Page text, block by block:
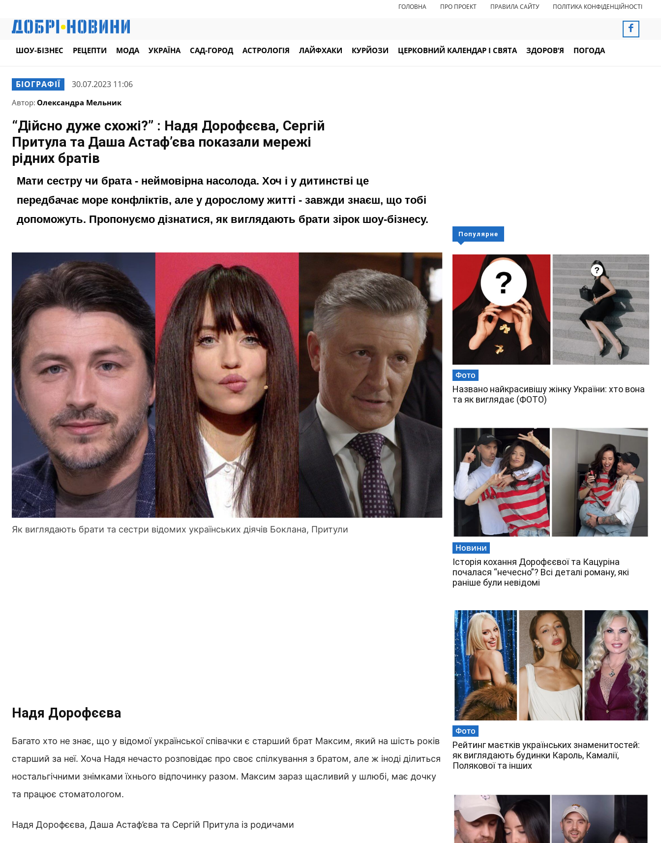
ГОЛОВНА ПРО ПРОЕКТ ПРАВИЛА САЙТУ ПОЛІТИКА КОНФІДЕНЦІЙНОСТІ
ШОУ-БІЗНЕС РЕЦЕПТИ МОДА УКРАЇНА САД-ГОРОД АСТРОЛОГІЯ ЛАЙФХАКИ КУРЙОЗИ ЦЕРКОВНИЙ КАЛЕНДАР І СВЯТА ЗДОРОВ’Я ПОГОДА
БІОГРАФІЇ 30.07.2023 11:06
Автор: Олександра Мельник
“Дійсно дуже схожі?” : Надя Дорофєєва, Сергій
Притула та Даша Астаф’єва показали мережі
рідних братів
Мати сестру чи брата - неймовірна насолода. Хоч і у дитинстві це
передбачає море конфліктів, але у дорослому житті - завжди знаєш, що тобі
допоможуть. Пропонуємо дізнатися, як виглядають брати зірок шоу-бізнесу.
Як виглядають брати та сестри відомих українських діячів Боклана, Притули
Надя Дорофєєва
Багато хто не знає, що у відомої української співачки є старший брат Максим, який на шість років
старший за неї. Хоча Надя нечасто розповідає про своє спілкування з братом, але ж іноді ділиться
ностальгічними знімками їхнього відпочинку разом. Максим зараз щасливий у шлюбі, має дочку
та працює стоматологом.
Надя Дорофєєва, Даша Астаф’єва та Сергій Притула із родичами
Популярне
Фото
Названо найкрасивішу жінку України: хто вона
та як виглядає (ФОТО)
Новини
Історія кохання Дорофєєвої та Кацуріна
почалася “нечесно”? Всі деталі роману, які
раніше були невідомі
Фото
Рейтинг маєтків українських знаменитостей:
як виглядають будинки Кароль, Камалії,
Полякової та інших